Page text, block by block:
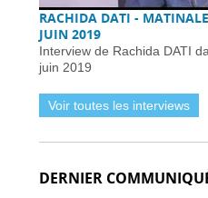
Subventions pour
France : éligibilité et
01 avril 2026
Horaires et détails de la
2026
Installer des pièges à
France pour prévenir
avril 2026
Améliorer la sécurité
Grève des pilotes
RACHIDA DATI -
JUIN 2019
Interview de Rachida DATI
juin 2019
Voir toutes les interviews
DERNIER